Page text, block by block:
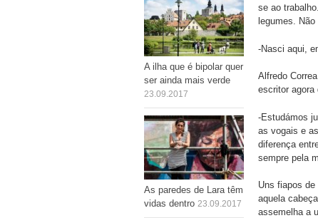
A ilha que é bipolar quer
ser ainda mais verde
23.09.2017
As paredes de Lara têm
vidas dentro 23.09.2017
se ao
legumes.
-Nasci aqui,
Alfredo
escritor agora
-Estudámos
as vogais e
diferença
sempre pela
Uns fiapos
aquela
assemelha a